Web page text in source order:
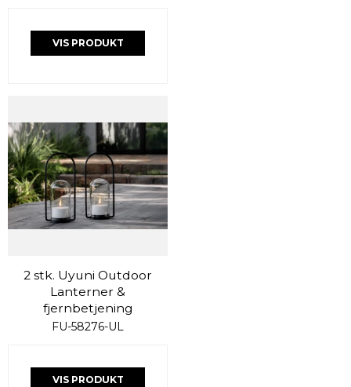
VIS PRODUKT
2 stk. Uyuni Outdoor
Lanterner &
fjernbetjening
FU-58276-UL
VIS PRODUKT